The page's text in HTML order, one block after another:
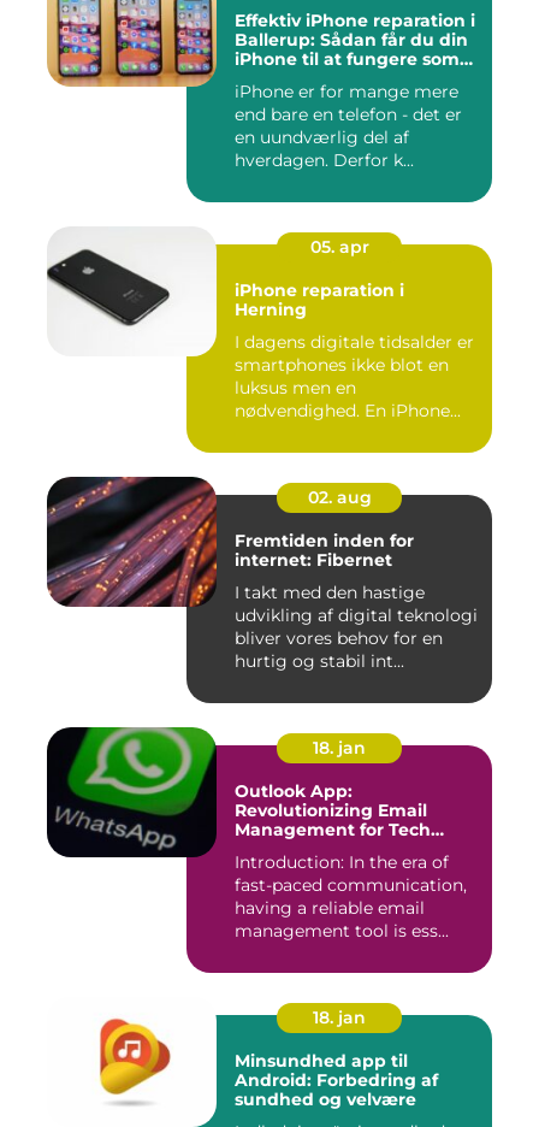
Effektiv iPhone reparation i
Ballerup: Sådan får du din
iPhone til at fungere som
iPhone er for mange mere
end bare en telefon - det er
en uundværlig del af
hverdagen. Derfor k...
05. apr
iPhone reparation i
Herning
I dagens digitale tidsalder er
smartphones ikke blot en
luksus men en
nødvendighed. En iPhone...
02. aug
Fremtiden inden for
internet: Fibernet
I takt med den hastige
udvikling af digital teknologi
bliver vores behov for en
hurtig og stabil int...
18. jan
Outlook App:
Revolutionizing Email
Management for Tech
Introduction: In the era of
fast-paced communication,
having a reliable email
management tool is ess...
18. jan
Minsundhed app til
Android: Forbedring af
sundhed og velvære